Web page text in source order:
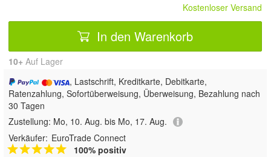
Kostenloser Versand
In den Warenkorb
10+ Auf Lager
, Lastschrift, Kreditkarte, Debitkarte,
Ratenzahlung, Sofortüberweisung, Überweisung, Bezahlung nach
30 Tagen
Zustellung: Mo, 10. Aug. bis Mo, 17. Aug.
Verkäufer: EuroTrade Connect
100% positiv